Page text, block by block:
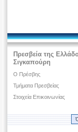
Πρεσβεία της
Σιγκαπούρη
O Πρέσβης
Τμήματα Πρεσβείας
Στοιχεία Επικοινωνίας